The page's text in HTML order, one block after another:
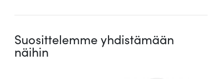
Suosittelemme yhdistämään
näihin